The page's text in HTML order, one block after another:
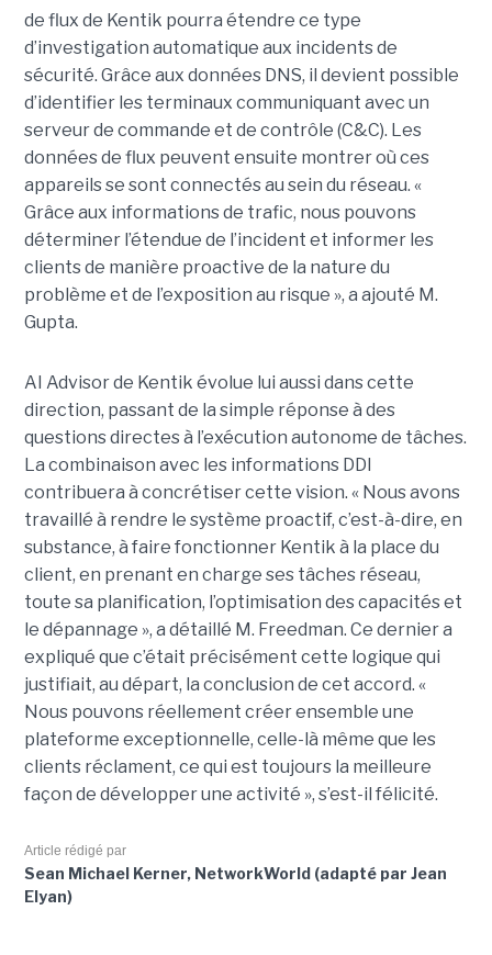
de flux de Kentik pourra étendre ce type
d’investigation automatique aux incidents de
sécurité. Grâce aux données DNS, il devient possible
d’identifier les terminaux communiquant avec un
serveur de commande et de contrôle (C&C). Les
données de flux peuvent ensuite montrer où ces
appareils se sont connectés au sein du réseau. «
Grâce aux informations de trafic, nous pouvons
déterminer l’étendue de l’incident et informer les
clients de manière proactive de la nature du
problème et de l’exposition au risque », a ajouté M.
Gupta.
AI Advisor de Kentik évolue lui aussi dans cette
direction, passant de la simple réponse à des
questions directes à l’exécution autonome de tâches.
La combinaison avec les informations DDI
contribuera à concrétiser cette vision. « Nous avons
travaillé à rendre le système proactif, c’est-à-dire, en
substance, à faire fonctionner Kentik à la place du
client, en prenant en charge ses tâches réseau,
toute sa planification, l’optimisation des capacités et
le dépannage », a détaillé M. Freedman. Ce dernier a
expliqué que c’était précisément cette logique qui
justifiait, au départ, la conclusion de cet accord. «
Nous pouvons réellement créer ensemble une
plateforme exceptionnelle, celle-là même que les
clients réclament, ce qui est toujours la meilleure
façon de développer une activité », s’est-il félicité.
Article rédigé par
Sean Michael Kerner, NetworkWorld (adapté par Jean
Elyan)